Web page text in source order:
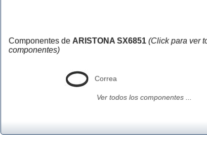
Componentes de ARISTONA SX6851 (Click para ver
componentes)
Correa
Ver todos los componentes ...